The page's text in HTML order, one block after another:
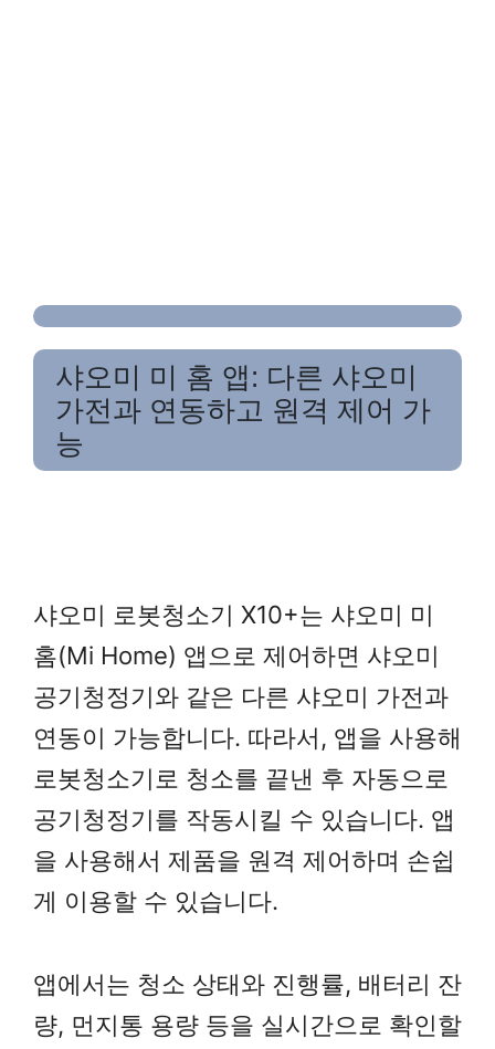
샤오미 미 홈 앱: 다른 샤오미
가전과 연동하고 원격 제어 가
능
샤오미 로봇청소기 X10+는 샤오미 미
홈(Mi Home) 앱으로 제어하면 샤오미
공기청정기와 같은 다른 샤오미 가전과
연동이 가능합니다. 따라서, 앱을 사용해
로봇청소기로 청소를 끝낸 후 자동으로
공기청정기를 작동시킬 수 있습니다. 앱
을 사용해서 제품을 원격 제어하며 손쉽
게 이용할 수 있습니다.
앱에서는 청소 상태와 진행률, 배터리 잔
량, 먼지통 용량 등을 실시간으로 확인할